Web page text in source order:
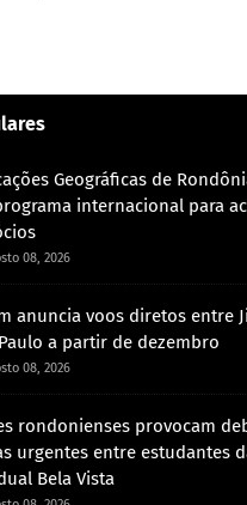
Geográficas de
internacional para
08, 2026
anuncia voos diretos entre
a partir de dezembro
08, 2026
rondonienses provocam
urgentes entre estudantes
Bela Vista